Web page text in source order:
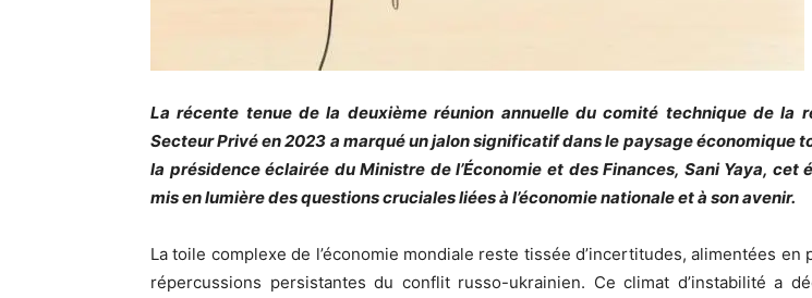
La récente tenue de la deuxième réunion annuelle du comité technique de la
Secteur Privé en 2023 a marqué un jalon significatif dans le paysage économique
la présidence éclairée du Ministre de l’Économie et des Finances, Sani Yaya, cet
mis en lumière des questions cruciales liées à l’économie nationale et à son avenir.
La toile complexe de l’économie mondiale reste tissée d’incertitudes, alimentées en
répercussions persistantes du conflit russo-ukrainien. Ce climat d’instabilité a